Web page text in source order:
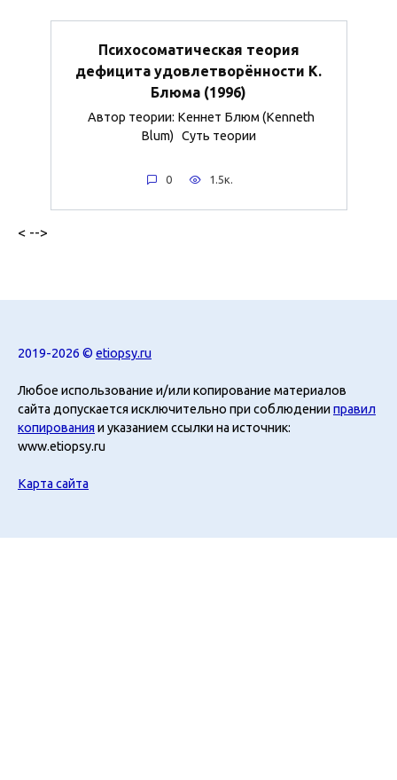
Психосоматическая теория
дефицита удовлетворённости К.
Блюма (1996)
Автор теории: Кеннет Блюм (Kenneth
Blum) Суть теории
0 1.5к.
< -->
2019-2026 © etiopsy.ru
Любое использование и/или копирование материалов
сайта допускается исключительно при соблюденииправил
копирования и указанием ссылки на источник:
www.etiopsy.ru
Карта сайта